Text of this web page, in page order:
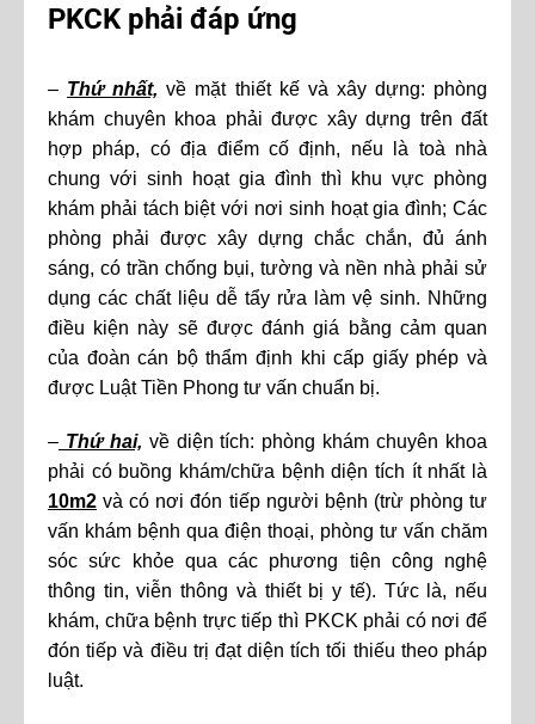
PKCK phải đáp ứng
– Thứ nhất, về mặt thiết kế và xây dựng: phòng
khám chuyên khoa phải được xây dựng trên đất
hợp pháp, có địa điểm cố định, nếu là toà nhà
chung với sinh hoạt gia đình thì khu vực phòng
khám phải tách biệt với nơi sinh hoạt gia đình; Các
phòng phải được xây dựng chắc chắn, đủ ánh
sáng, có trần chống bụi, tường và nền nhà phải sử
dụng các chất liệu dễ tẩy rửa làm vệ sinh. Những
điều kiện này sẽ được đánh giá bằng cảm quan
của đoàn cán bộ thẩm định khi cấp giấy phép và
được Luật Tiền Phong tư vấn chuẩn bị.
– Thứ hai, về diện tích: phòng khám chuyên khoa
phải có buồng khám/chữa bệnh diện tích ít nhất là
10m2 và có nơi đón tiếp người bệnh (trừ phòng tư
vấn khám bệnh qua điện thoại, phòng tư vấn chăm
sóc sức khỏe qua các phương tiện công nghệ
thông tin, viễn thông và thiết bị y tế). Tức là, nếu
khám, chữa bệnh trực tiếp thì PKCK phải có nơi để
đón tiếp và điều trị đạt diện tích tối thiếu theo pháp
luật.